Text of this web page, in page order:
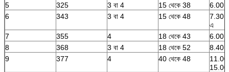
5
325 3 বা 4 15 থেকে 38
6.00
6
343 3 বা 4 15 থেকে 48
7.30
এ
7
355 4 18 থেকে 43
6.00
8
368 3 বা 4 18 থেকে 52
8.40
9
377 4 40 থেকে 48
11.00
15.00